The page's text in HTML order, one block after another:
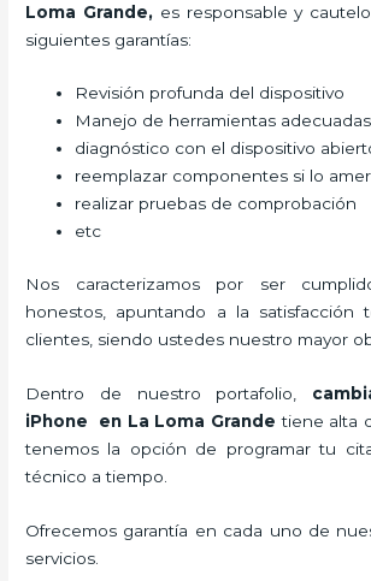
Loma Grande, es responsable y
siguientes garantías:
Revisión profunda del dispositivo
Manejo de herramientas adecuadas
diagnóstico con el dispositivo
reemplazar componentes si lo
realizar pruebas de comprobación
etc
Nos caracterizamos por ser
honestos, apuntando a la satisfacción
clientes, siendo ustedes nuestro mayor
Dentro de nuestro portafolio,
iPhone en La Loma Grande tiene alta
tenemos la opción de programar tu
técnico a tiempo.
Ofrecemos garantía en cada uno de
servicios.